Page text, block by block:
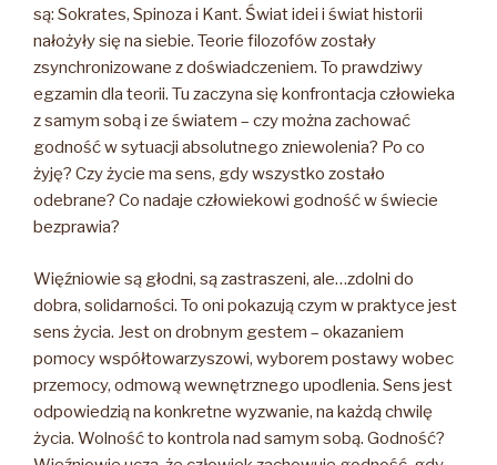
są: Sokrates, Spinoza i Kant. Świat idei i świat historii
nałożyły się na siebie. Teorie filozofów zostały
zsynchronizowane z doświadczeniem. To prawdziwy
egzamin dla teorii. Tu zaczyna się konfrontacja człowieka
z samym sobą i ze światem – czy można zachować
godność w sytuacji absolutnego zniewolenia? Po co
żyję? Czy życie ma sens, gdy wszystko zostało
odebrane? Co nadaje człowiekowi godność w świecie
bezprawia?
Więźniowie są głodni, są zastraszeni, ale…zdolni do
dobra, solidarności. To oni pokazują czym w praktyce jest
sens życia. Jest on drobnym gestem – okazaniem
pomocy współtowarzyszowi, wyborem postawy wobec
przemocy, odmową wewnętrznego upodlenia. Sens jest
odpowiedzią na konkretne wyzwanie, na każdą chwilę
życia. Wolność to kontrola nad samym sobą. Godność?